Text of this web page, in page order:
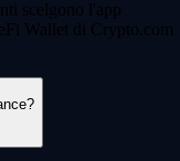
scelgono l'app
Wallet di Crypto.com